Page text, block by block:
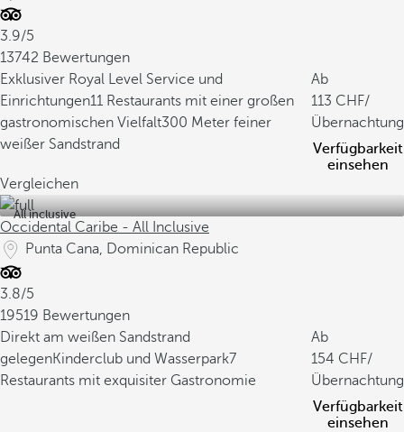
3.9/5
13742 Bewertungen
Exklusiver Royal Level Service und
Einrichtungen11 Restaurants mit einer großen
gastronomischen Vielfalt300 Meter feiner
weißer Sandstrand
Ab
113
/
Übernachtung
Verfügbarkeit
einsehen
Vergleichen
All inclusive
Occidental Caribe - All Inclusive
Punta Cana, Dominican Republic
3.8/5
19519 Bewertungen
Direkt am weißen Sandstrand
gelegenKinderclub und Wasserpark7
Restaurants mit exquisiter Gastronomie
Ab
154
/
Übernachtung
Verfügbarkeit
einsehen